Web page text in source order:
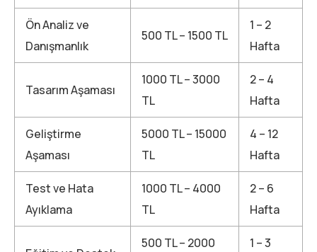
Ön Analiz ve
Danışmanlık
500 TL – 1500 TL
1 – 2
Hafta
Tasarım Aşaması
1000 TL – 3000
TL
2 – 4
Hafta
Geliştirme
Aşaması
5000 TL – 15000
TL
4 – 12
Hafta
Test ve Hata
Ayıklama
1000 TL – 4000
TL
2 – 6
Hafta
500 TL – 2000 1 – 3